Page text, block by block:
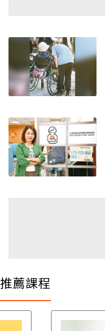
推薦課程